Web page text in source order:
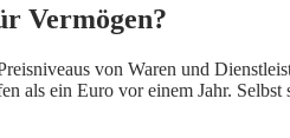
Vermögen?
von Waren und
als ein Euro vor einem Jahr.